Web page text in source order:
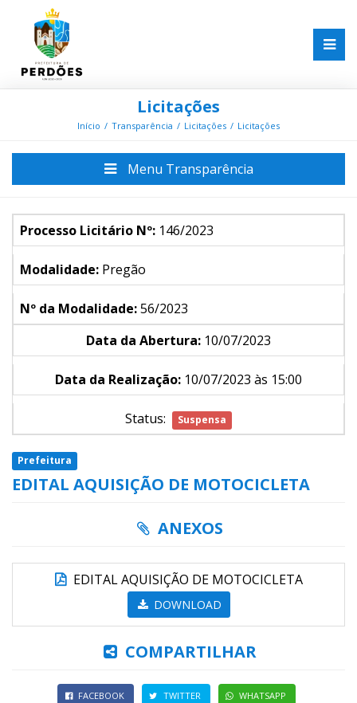
Licitações
Início Transparência Licitações Licitações
Menu Transparência
Processo Licitário Nº: 146/2023
Modalidade: Pregão
Nº da Modalidade:56/2023
Data da Abertura: 10/07/2023
Data da Realização: 10/07/2023 às 15:00
Status: Suspensa
Prefeitura
EDITAL AQUISIÇÃO DE MOTOCICLETA
ANEXOS
EDITAL AQUISIÇÃO DE MOTOCICLETA
DOWNLOAD
COMPARTILHAR
FACEBOOK TWITTER WHATSAPP